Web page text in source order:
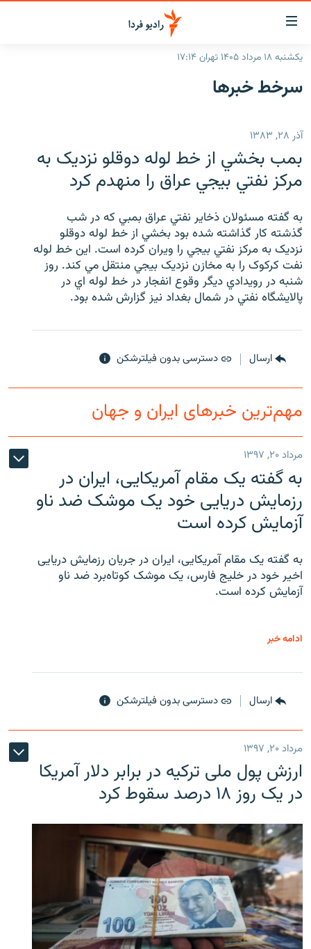
لینک‌های
قابلیت
دسترسی
بازگشت
اصلی
رفتن
صفحه
ایران
انتخاب کنید و بشنوید
برنامه‌های رادیویی
فرکانس‌ها
پادکست
چندرسانه‌ای
گزارش‌های تصویری
گزارش‌های ویدئویی
زنان فردا
English
به ما بپیوندید
زبان‌های دیگر
یکشنبه ۱۸ مرداد ۱۴۰۵ تهران ۱۷:۱۴
سرخط‌ خبرها
آذر ۲۸, ۱۳۸۳
بمب بخشي از خط لوله دوقلو نزديک به
مرکز نفتي بيجي عراق را منهدم کرد
به گفته مسئولان ذخاير نفتي عراق بمبي که در شب
گذشته کار گذاشته شده بود بخشي از خط لوله دوقلو
نزديک به مرکز نفتي بيجي را ويران کرده است. اين خط لوله
نفت کرکوک را به مخازن نزديک بيجي منتقل مي کند. روز
شنبه در رويدادي ديگر وقوع انفجار در خط لوله اي در
پالايشگاه نفتي در شمال بغداد نيز گزارش شده بود.
ارسال دسترسی بدون فیلترشکن
مهم‌ترین خبرهای ایران و جهان
مرداد ۲۰, ۱۳۹۷
به گفته یک مقام آمریکایی، ایران در
رزمایش دریایی خود یک موشک ضد ناو
آزمایش کرده است
به گفته یک مقام آمریکایی، ایران در جریان رزمایش دریایی
اخیر خود در خلیج فارس، یک موشک کوتاه‌برد ضد ناو
آزمایش کرده است.
ادامه خبر
ارسال دسترسی بدون فیلترشکن
مرداد ۲۰, ۱۳۹۷
ارزش پول ملی ترکیه در برابر دلار آمریکا
در یک روز ۱۸ درصد سقوط کرد